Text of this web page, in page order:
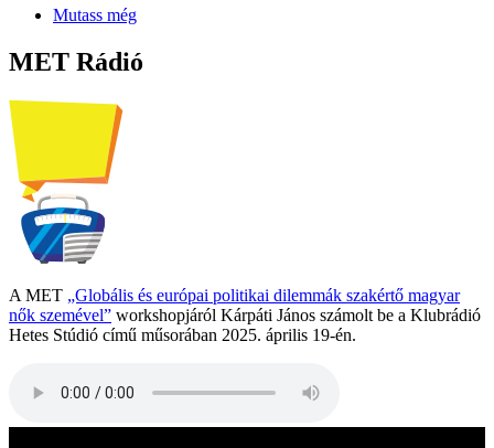
Mutass még
MET Rádió
A MET „Globális és európai politikai dilemmák szakértő magyar
nők szemével” workshopjáról Kárpáti János számolt be a Klubrádió
Hetes Stúdió című műsorában 2025. április 19-én.